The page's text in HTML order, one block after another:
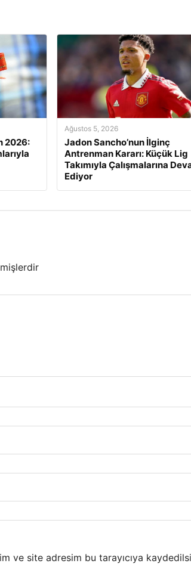
2026:
Ağustos 5, 2026
Jadon Sancho’nun İlginç
Antrenman Kararı: Küçük Lig
Takımıyla Çalışmalarına
Ediyor
ve site adresim bu tarayıcıya